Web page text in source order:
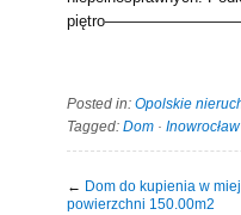
piętro—————————-
Posted in: Opolskie
Tagged: Dom ·
← Dom do kupienia w
powierzchni 150.00m2